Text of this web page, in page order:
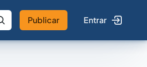
Publicar Entrar